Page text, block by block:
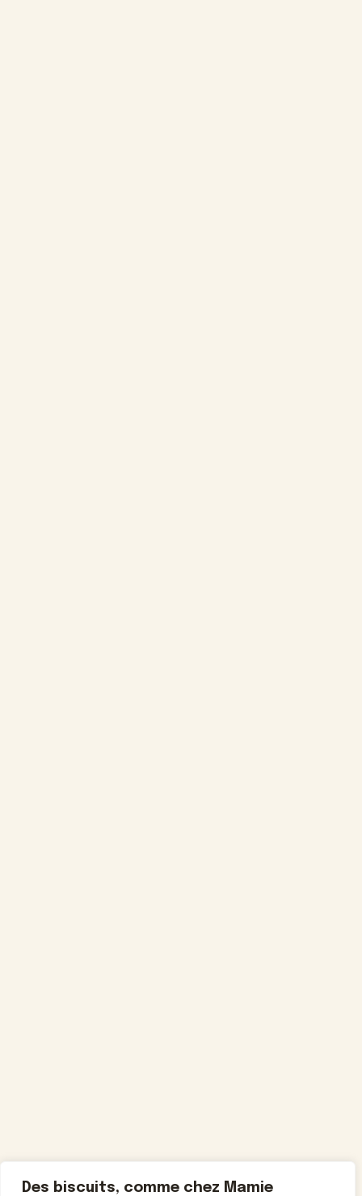
Des biscuits, comme chez Mamie